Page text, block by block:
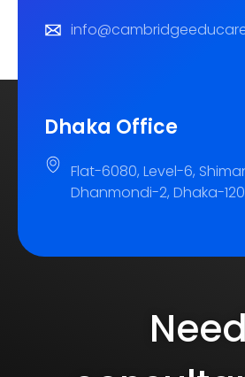
Dhaka Office
Flat-6080, Level-6,
Dhanmondi-2, Dhaka-
Need